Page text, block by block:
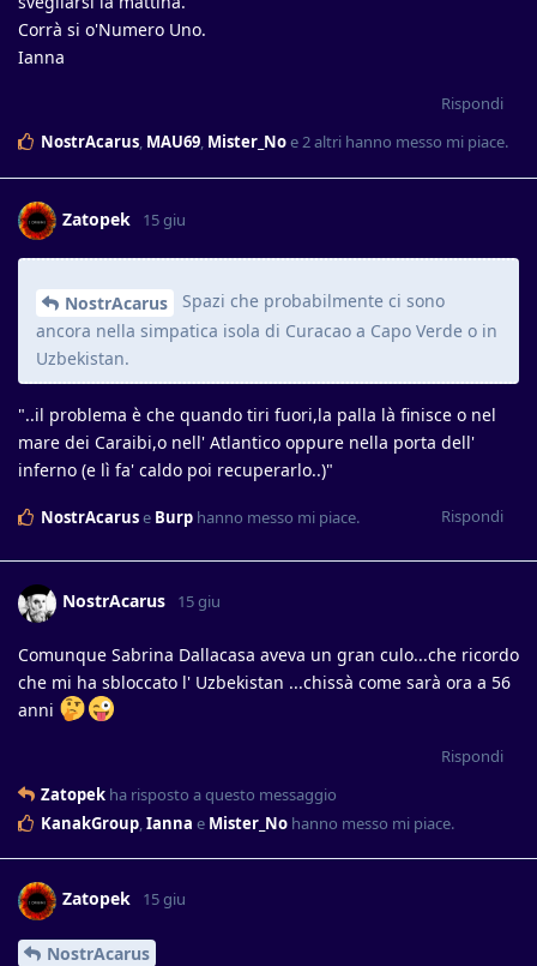
Corrà si o'Numero Uno.
Ianna
Rispondi
NostrAcarus, MAU69, Mister_Noe2altri hanno messo mi piace.
Zatopek 15 giu
NostrAcarus
Spazi che probabilmente ci sono
ancora nella simpatica isola di Curacao a Capo Verde o in
Uzbekistan.
"..il problema è che quando tiri fuori,la palla là finisce o nel
mare dei Caraibi,o nell' Atlantico oppure nella porta dell'
inferno (e lì fa' caldo poi recuperarlo..)"
Rispondi
NostrAcaruse Burp hanno messo mi piace.
NostrAcarus 15 giu
Comunque Sabrina Dallacasa aveva un gran culo...che ricordo
che mi ha sbloccato l' Uzbekistan ...chissà come sarà ora a 56
anni
Rispondi
Zatopek ha risposto a questo messaggio
KanakGroup Ianna e Mister_No hanno messo mi piace.
Zatopek 15 giu
NostrAcarus